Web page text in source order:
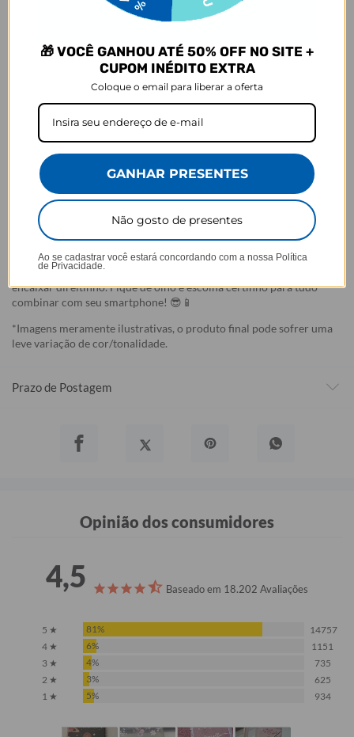
mesmo quando não há customização com nome
- Por isso, é super importante conferir com atenção todos os
variações escolhidas.
- Após o início da produção, não é possível realizar
cancelamentos ou alterações, pois o produto não pode retornar
ao estoque.
Defeito
- Amarelamento: 6 meses;
- Demais defeitos de fábrica: 3 meses.
Ei, atenção aí!
Antes de garantir seu acessório, dá uma conferida no modelo do
seu celular! Os modelos 5G geralmente têm telas maiores que as
outras versões, então certifique-se de que o seu escolhido vai
encaixar direitinho. Fique de olho e escolha certinho para tudo
combinar com seu smartphone! 😎📱
*Imagens meramente ilustrativas, o produto final pode sofrer uma
leve variação de cor/tonalidade.
Prazo de Postagem
Opinião dos consumidores
4,5 Baseado em 18.202 Avaliações
5 ★ 81%
14757
4 ★
6%
1151
3 ★
4%
735
2 ★
3%
625
1 ★
5% 934
🎁 VOCÊ GANHOU ATÉ 50% OFF NO SITE +
CUPOM INÉDITO EXTRA
Coloque o email para liberar a oferta
GANHAR PRESENTES
Não gosto de presentes
Ao se cadastrar você estará concordando com a nossa Política
de Privacidade.